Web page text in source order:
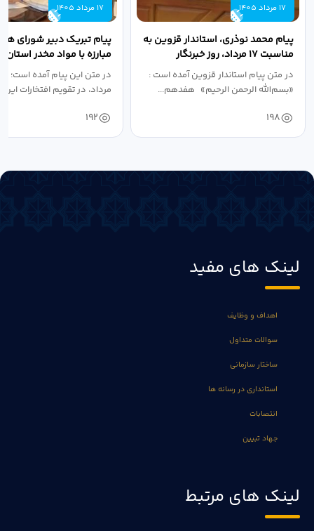
17 مرداد 1405
پیام محمد نوذری، استاندار قزوین به
مناسبت ۱۷ مرداد، روز خبرنگار
در متن پیام استاندار قزوین آمده است :
«بسم‌الله الرحمن الرحیم» هفدهم...
198
17 مرداد 1405
پیام تبریک دبیر شورای
مبارزه با مواد مخدر استان
مناسبت روز خبرنگار...
در متن این پیام آمده
مرداد، در تقویم افتخارات
192
لینک های مفید
اهداف و وظایف
سوالات متداول
ساختار سازمانی
استانداری در رسانه ها
انتصابات
جهاد تبیین
لینک های مرتبط